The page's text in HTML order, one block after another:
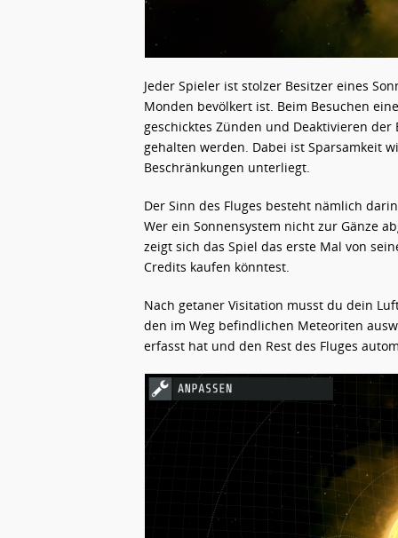
Jeder Spieler ist stolzer Besitzer eines
Monden bevölkert ist. Beim Besuchen
geschicktes Zünden und Deaktivieren
gehalten werden. Dabei ist Sparsamkeit
Beschränkungen unterliegt.
Der Sinn des Fluges besteht nämlich
Wer ein Sonnensystem nicht zur Gänze
zeigt sich das Spiel das erste Mal von
Credits kaufen könntest.
Nach getaner Visitation musst du dein
den im Weg befindlichen Meteoriten
erfasst hat und den Rest des Fluges